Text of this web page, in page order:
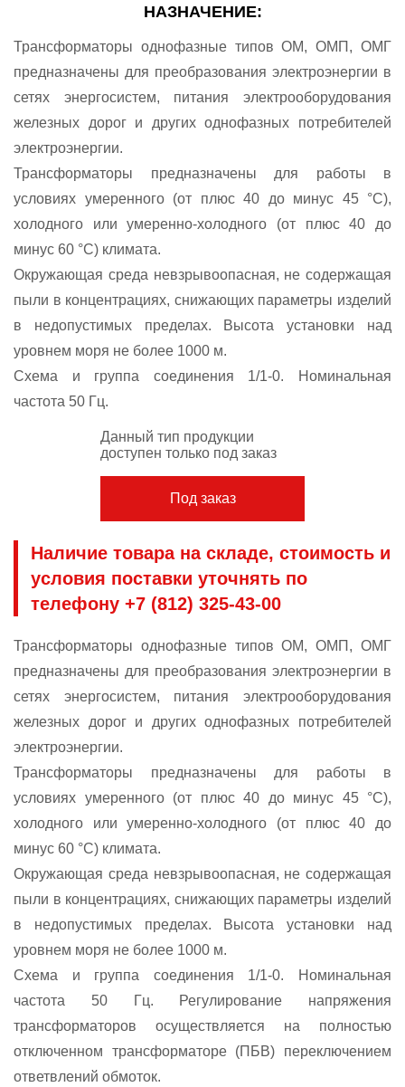
НАЗНАЧЕНИЕ:
Трансформаторы однофазные типов ОМ, ОМП, ОМГ
предназначены для преобразования электроэнергии в
сетях энергосистем, питания электрооборудования
железных дорог и других однофазных потребителей
электроэнергии.
Трансформаторы предназначены для работы в
условиях умеренного (от плюс 40 до минус 45 °С),
холодного или умеренно-холодного (от плюс 40 до
минус 60 °С) климата.
Окружающая среда невзрывоопасная, не содержащая
пыли в концентрациях, снижающих параметры изделий
в недопустимых пределах. Высота установки над
уровнем моря не более 1000 м.
Схема и группа соединения 1/1-0. Номинальная
частота 50 Гц.
Данный тип продукции
доступен только под заказ
Под заказ
Наличие товара на складе, стоимость и
условия поставки уточнять по
телефону +7 (812) 325-43-00
Трансформаторы однофазные типов ОМ, ОМП, ОМГ
предназначены для преобразования электроэнергии в
сетях энергосистем, питания электрооборудования
железных дорог и других однофазных потребителей
электроэнергии.
Трансформаторы предназначены для работы в
условиях умеренного (от плюс 40 до минус 45 °С),
холодного или умеренно-холодного (от плюс 40 до
минус 60 °С) климата.
Окружающая среда невзрывоопасная, не содержащая
пыли в концентрациях, снижающих параметры изделий
в недопустимых пределах. Высота установки над
уровнем моря не более 1000 м.
Схема и группа соединения 1/1-0. Номинальная
частота 50 Гц. Регулирование напряжения
трансформаторов осуществляется на полностью
отключенном трансформаторе (ПБВ) переключением
ответвлений обмоток.